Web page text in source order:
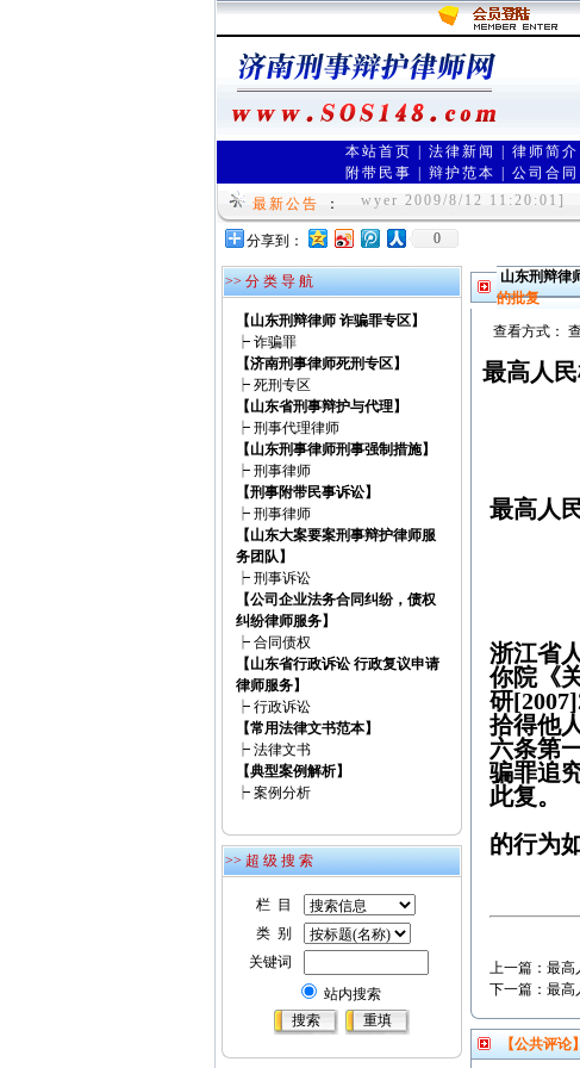
本站首页 法律新闻 律师简介
附带民事
辩护范本 公司合同
最新公告
：
济南刑事辩护律师网是由在
wyer 2009/8/12 11:20:01]
网络实名：济南律师网 山东
r 2009/1/1 11:30:17]
分享到： 0
>> 分 类 导 航
【山东刑辩律师 诈骗罪专区】
┝ 诈骗罪
【济南刑事律师死刑专区】
┝ 死刑专区
【山东省刑事辩护与代理】
┝ 刑事代理律师
【山东刑事律师刑事强制措施】
┝ 刑事律师
【刑事附带民事诉讼】
┝ 刑事律师
【山东大案要案刑事辩护律师服
务团队】
┝ 刑事诉讼
【公司企业法务合同纠纷，债权
纠纷律师服务】
┝ 合同债权
【山东省行政诉讼 行政复议申请
律师服务】
┝ 行政诉讼
【常用法律文书范本】
┝ 法律文书
【典型案例解析】
┝ 案例分析
>> 超 级 搜 索
栏 目
类 别
关键词
站内搜索
山东刑辩律
的批复
查看方式：
最高人
最高人
浙江省
你院《
研
拾得他
六条第
骗罪追
此复。
的行为
上一篇： 最高
下一篇： 最高
【公共评论